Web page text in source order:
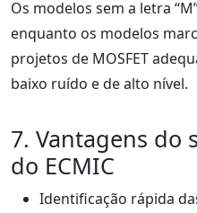
Os modelos sem a letra
enquanto os modelos
projetos de MOSFET
baixo ruído e de alto nível.
7. Vantagens do
do ECMIC
Identificação rápida